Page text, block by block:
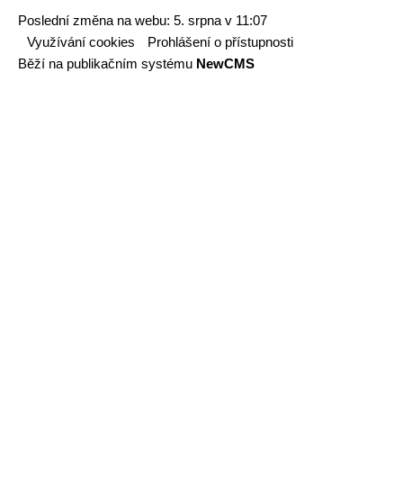
Poslední změna na webu: 5. srpna v 11:07
Využívání cookies
Prohlášení o přístupnosti
Běží na publikačním systému NewCMS